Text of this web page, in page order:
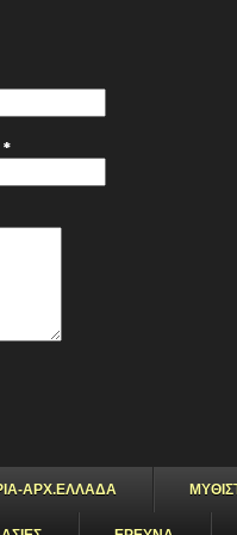
*
ΑΡΧ.ΕΛΛΑΔΑ